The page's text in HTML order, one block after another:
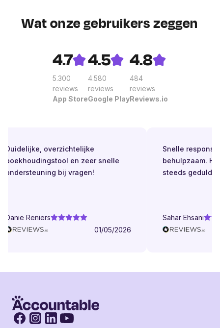
Wat onze gebruikers zeggen
4.7
5.300
reviews
App Store
4.5
4.580
reviews
Google Play
4.8
484
reviews
Reviews.io
Duidelijke, overzichtelijke
boekhoudingstool en zeer snelle
ondersteuning bij vragen!
Danie Reniers
01/05/2026
Snelle respons.
behulpzaam.
steeds geduldig.
Sahar Ehsani